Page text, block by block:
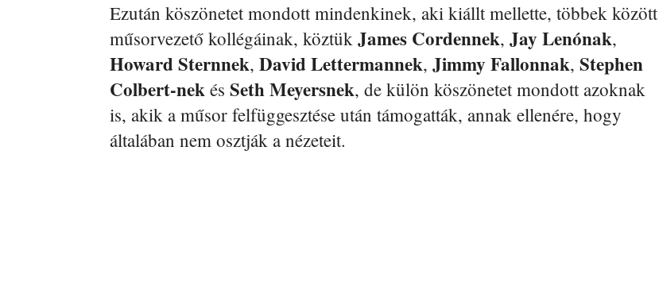
Ezután köszönetet mondott mindenkinek, aki kiállt mellette, többek között
műsorvezető kollégáinak, köztük James Cordennek, Jay Lenónak,
HowardSternnek, DavidLettermannek, Jimmy Fallonnak, Stephen
Colbert-nek és SethMeyersnek, de külön köszönetet mondott azoknak
is, akik a műsor felfüggesztése után támogatták, annak ellenére, hogy
általában nem osztják a nézeteit.